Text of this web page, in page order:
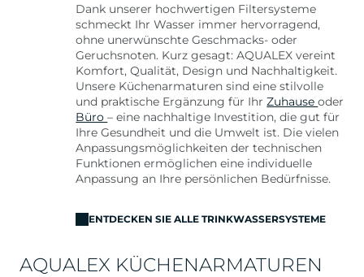
Dank unserer hochwertigen Filtersysteme
schmeckt Ihr Wasser immer hervorragend,
ohne unerwünschte Geschmacks- oder
Geruchsnoten. Kurz gesagt: AQUALEX vereint
Komfort, Qualität, Design und Nachhaltigkeit.
Unsere Küchenarmaturen sind eine stilvolle
und praktische Ergänzung für IhrZuhauseoder
Büro– eine nachhaltige Investition, die gut für
Ihre Gesundheit und die Umwelt ist. Die vielen
Anpassungsmöglichkeiten der technischen
Funktionen ermöglichen eine individuelle
Anpassung an Ihre persönlichen Bedürfnisse.
ENTDECKEN SIE ALLE TRINKWASSERSYSTEME
AQUALEX KÜCHENARMATUREN